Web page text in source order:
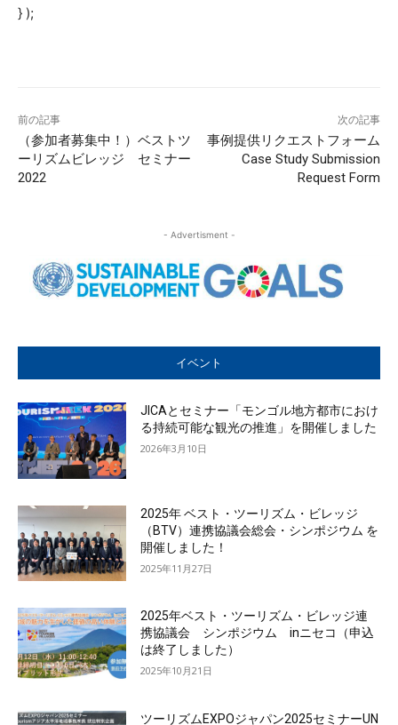
} );
前の記事
（参加者募集中！）ベストツ
ーリズムビレッジ セミナー
2022
次の記事
事例提供リクエストフォーム
Case Study Submission
Request Form
- Advertisment -
イベント
JICAとセミナー「モンゴル地方都市におけ
る持続可能な観光の推進」を開催しました
2026年3月10日
2025年 ベスト・ツーリズム・ビレッジ
（BTV）連携協議会総会・シンポジウム を
開催しました！
2025年11月27日
2025年ベスト・ツーリズム・ビレッジ連
携協議会 シンポジウム inニセコ（申込
は終了しました）
2025年10月21日
ツーリズムEXPOジャパン2025セミナーUN